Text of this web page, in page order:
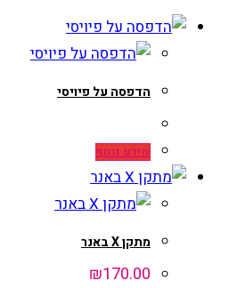
הדפסה על פיויסי
מידע נוסף
מתקן X באנר
₪170.00